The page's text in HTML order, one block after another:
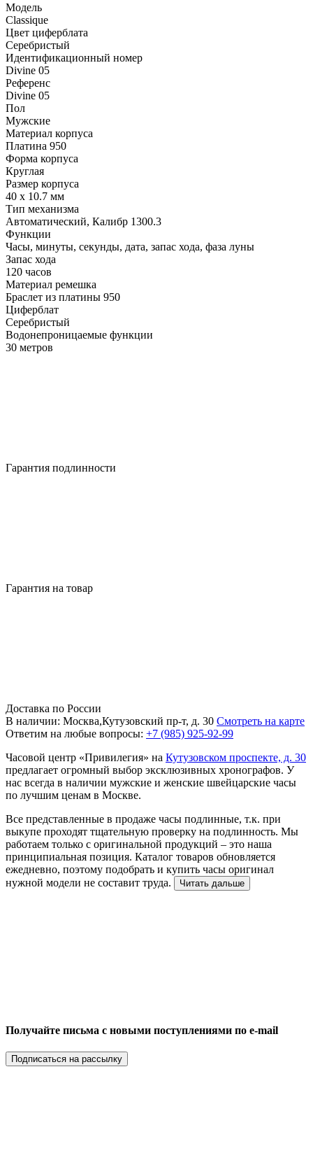
Модель
Classique
Цвет циферблата
Серебристый
Идентификационный номер
Divine 05
Референс
Divine 05
Пол
Мужские
Материал корпуса
Платина 950
Форма корпуса
Круглая
Размер корпуса
40 х 10.7 мм
Тип механизма
Автоматический, Калибр 1300.3
Функции
Часы, минуты, секунды, дата, запас хода, фаза луны
Запас хода
120 часов
Материал ремешка
Браслет из платины 950
Циферблат
Серебристый
Водонепроницаемые функции
30 метров
Гарантия подлинности
Гарантия на товар
Доставка по России
В наличии: Москва,Кутузовский пр-т, д. 30 Смотреть на карте
Ответим на любые вопросы: +7 (985) 925-92-99
Часовой центр «Привилегия» на Кутузовском проспекте, д. 30
предлагает огромный выбор эксклюзивных хронографов. У
нас всегда в наличии мужские и женские швейцарские часы
по лучшим ценам в Москве.
Все представленные в продаже часы подлинные, т.к. при
выкупе проходят тщательную проверку на подлинность. Мы
работаем только с оригинальной продукций – это наша
принципиальная позиция. Каталог товаров обновляется
ежедневно, поэтому подобрать и купить часы оригинал
нужной модели не составит труда.
Читать дальше
Получайте письма с новыми поступлениями по e-mail
Подписаться на рассылку